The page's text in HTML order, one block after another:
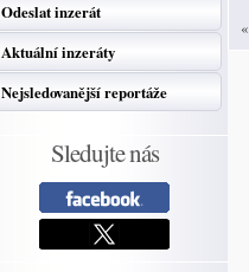
Odeslat inzerát
Aktuální inzeráty
Nejsledovanější reportáže
Sledujte nás
«